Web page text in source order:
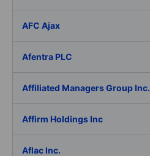
AFC Ajax
Afentra PLC
Affiliated Managers Group Inc.
Affirm Holdings Inc
Aflac Inc.